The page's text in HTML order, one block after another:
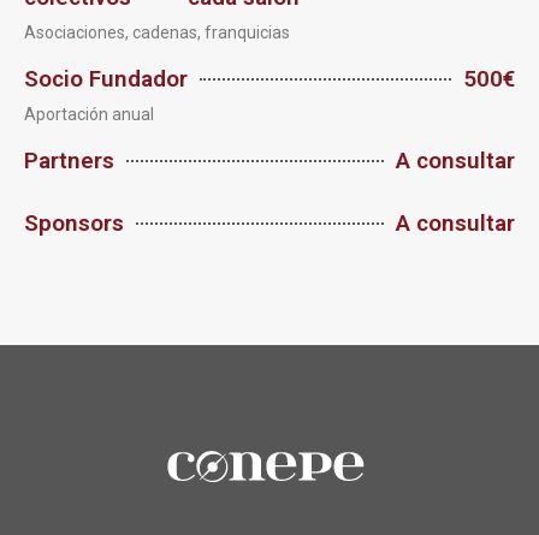
Asociaciones, cadenas, franquicias
Socio Fundador 500€
Aportación anual
Partners A consultar
Sponsors A consultar